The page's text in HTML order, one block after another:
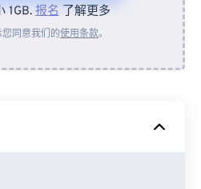
Drive
1GB.报名了解更多
同意我们的使用条款。